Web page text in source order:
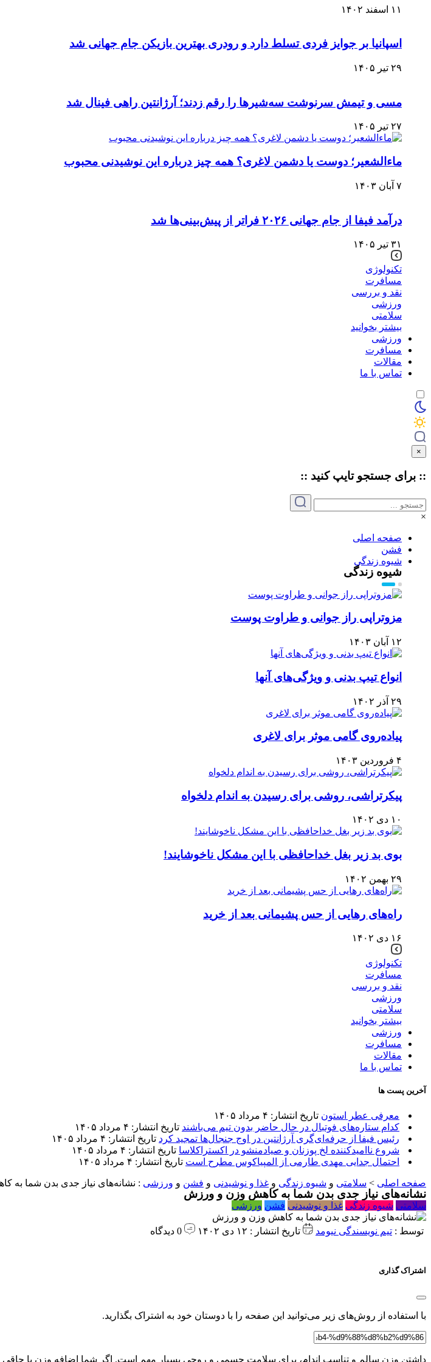
۱۱ اسفند ۱۴۰۲
اسپانیا بر جوایز فردی تسلط دارد و رودری بهترین بازیکن جام جهانی شد
۲۹ تیر ۱۴۰۵
مسی و تیمش سرنوشت سه‌شیرها را رقم زدند؛ آرژانتین راهی فینال شد
۲۷ تیر ۱۴۰۵
ماءالشعیر؛ دوست یا دشمن لاغری؟ همه چیز درباره این نوشیدنی محبوب
۷ آبان ۱۴۰۳
درآمد فیفا از جام جهانی ۲۰۲۶ فراتر از پیش‌بینی‌ها شد
۳۱ تیر ۱۴۰۵
تکنولوژی
مسافرت
نقد و بررسی
ورزشی
سلامتی
بیشتر بخوانید
ورزشی
مسافرت
مقالات
تماس با ما
×
:: برای جستجو تایپکنید ::
×
صفحه اصلی
فشن
شیوه زندگی
شیوه زندگی
مزوتراپی راز جوانی و طراوت پوست
۱۲ آبان ۱۴۰۳
انواع تیپ بدنی و ویژگی‌های آنها
۲۹ آذر ۱۴۰۲
پیاده‌روی گامی موثر برای لاغری
۴ فروردین ۱۴۰۳
پیکرتراشی، روشی برای رسیدن به اندام دلخواه
۱۰ دی ۱۴۰۲
بوی بد زیر بغل خداحافظی با این مشکل ناخوشایند!
۲۹ بهمن ۱۴۰۲
راه‌های رهایی از حس پشیمانی بعد از خرید
۱۶ دی ۱۴۰۲
تکنولوژی
مسافرت
نقد و بررسی
ورزشی
سلامتی
بیشتر بخوانید
ورزشی
مسافرت
مقالات
تماس با ما
آخرین پست ها
معرفی عطر استون تاریخ انتشار: ۴ مرداد ۱۴۰۵
کدام ستاره‌های فوتبال در حال حاضر بدون تیم می‌باشند تاریخ انتشار: ۴ مرداد ۱۴۰۵
رئیس فیفا از حرفه‌ای‌گری آرژانتین در اوج جنجال‌ها تمجید کرد تاریخ انتشار: ۴ مرداد ۱۴۰۵
شروع ناامیدکننده لخ پوزنان و صیادمنشو در اکستراکلاسا تاریخ انتشار: ۴ مرداد ۱۴۰۵
احتمال جدایی مهدی طارمی از المپیاکوس مطرح است تاریخ انتشار: ۴ مرداد ۱۴۰۵
صفحه اصلی > سلامتی و شیوه زندگی و غذا و نوشیدنی و فشن و ورزشی : نشانه‌های نیاز جدی بدن شما به
نشانه‌های نیاز جدی بدن شما به کاهش وزن و ورزش
سلامتی شیوه زندگی غذا و نوشیدنی فشن ورزشی
توسط : تیم نویسندگی نیومد تاریخ انتشار : ۱۲ دی ۱۴۰۲
اشتراک گذاری
با استفاده از روش‌های زیر می‌توانید این صفحه را با دوستان خود به اشتراک بگذارید.
داشتن وزن سالم و تناسب اندام، برای سلامت جسمی و روحی بسیار مهم است. اگر شما اضافه وزن یا